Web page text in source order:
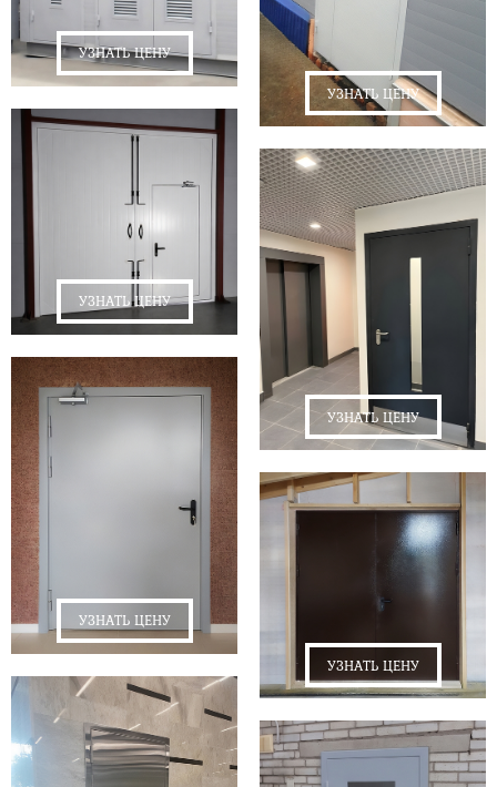
УЗНАТЬ ЦЕНУ
УЗНАТЬ ЦЕНУ
УЗНАТЬ ЦЕНУ
УЗНАТЬ ЦЕНУ
УЗНАТЬ ЦЕНУ
УЗНАТЬ ЦЕНУ